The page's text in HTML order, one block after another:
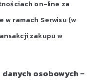
on-line za
w ramach Serwisu (w
zakupu w
osobowych –